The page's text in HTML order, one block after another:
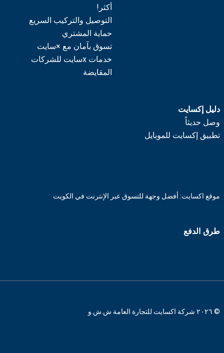
أكثر!
التوصيل والتركيب السريع
حماية المشتري
تسوق بآمان مع ×سايت
خدمات xسايت للشركات
المقايضة
دليل إكسايت
وصل حديثاً
تطبيق إكسايت للموبايل
موقع اكسايت: أفضل وجهة للتسوق عبر الإنترنت في الكويت
طرق الدفع
© ٢٠٢٦ شركة اكسايت للتجارة العامة ش.ش.و